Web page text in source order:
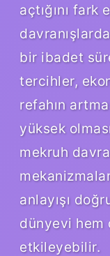
açtığını
bir ibadet
tercihler,
refahın
yüksek
mekruh
anlayışı
dünyevi hem
etkileyebilir.